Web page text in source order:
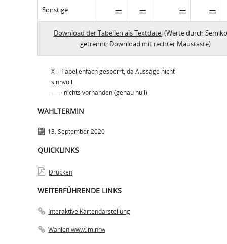
Sonstige — — — —
Download der Tabellen als Textdatei(Werte durch
getrennt; Download mit rechter Maustaste)
X = Tabellenfach gesperrt, da Aussage nicht
sinnvoll.
— = nichts vorhanden (genau null)
WAHLTERMIN
13. September 2020
QUICKLINKS
Drucken
WEITERFÜHRENDE LINKS
Interaktive Kartendarstellung
Wahlen www.im.nrw